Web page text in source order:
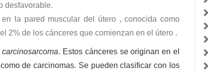
desfavorable.
la pared muscular del útero , conocida como
2% de los cánceres que comienzan en el útero .
carcinosarcoma. Estos cánceres se originan en el
de carcinomas. Se pueden clasificar con los